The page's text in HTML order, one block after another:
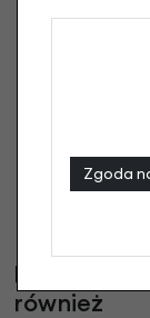
Klienci,
również
Zgoda